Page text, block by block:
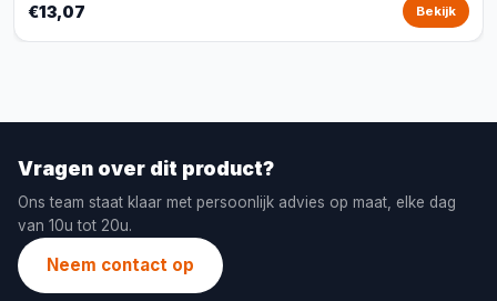
€13,07 Bekijk
Vragen over dit product?
Ons team staat klaar met persoonlijk advies op maat, elke dag
van 10u tot 20u.
Neem contact op